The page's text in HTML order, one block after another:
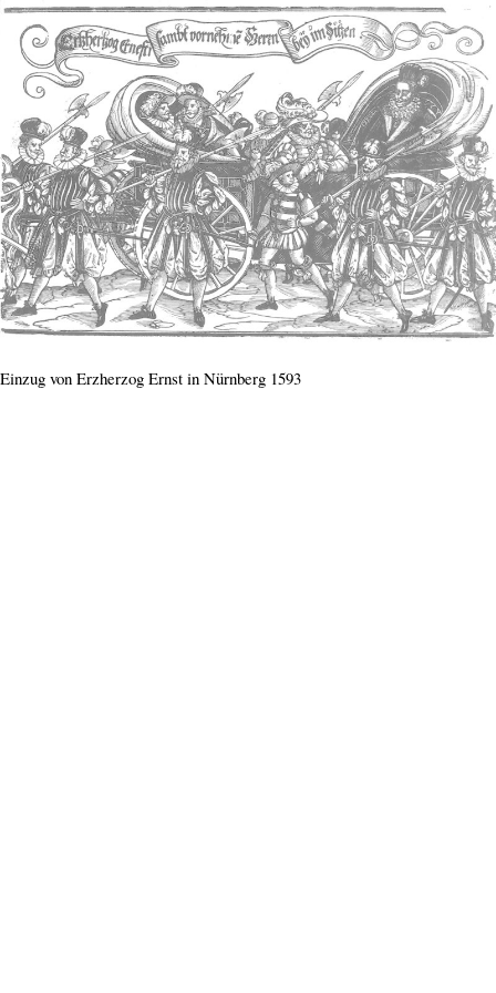
Einzug von Erzherzog Ernst in Nürnberg 1593